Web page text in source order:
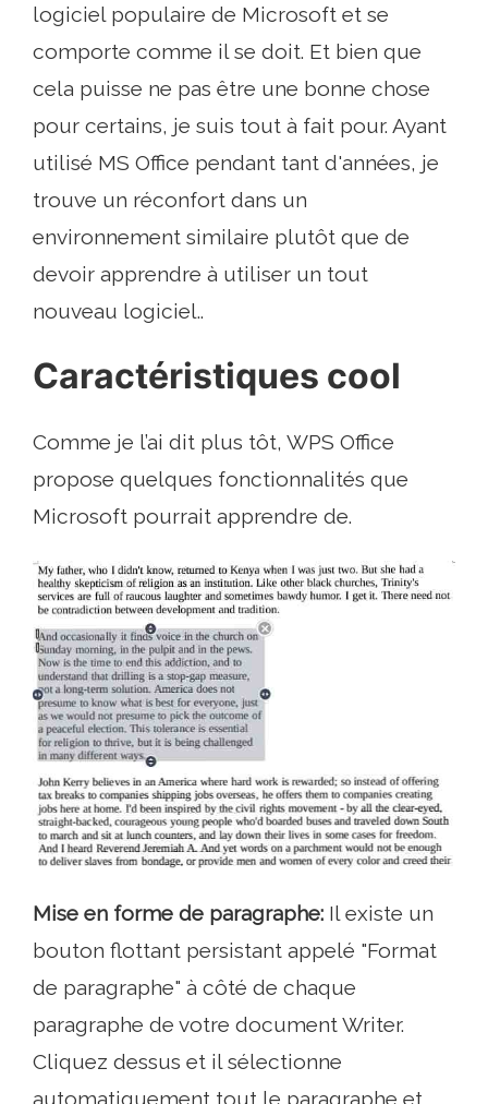
logiciel populaire de Microsoft et se
comporte comme il se doit. Et bien que
cela puisse ne pas être une bonne chose
pour certains, je suis tout à fait pour. Ayant
utilisé MS Office pendant tant d'années, je
trouve un réconfort dans un
environnement similaire plutôt que de
devoir apprendre à utiliser un tout
nouveau logiciel..
Caractéristiques cool
Comme je l’ai dit plus tôt, WPS Office
propose quelques fonctionnalités que
Microsoft pourrait apprendre de.
Mise en forme de paragraphe: Il existe un
bouton flottant persistant appelé "Format
de paragraphe" à côté de chaque
paragraphe de votre document Writer.
Cliquez dessus et il sélectionne
automatiquement tout le paragraphe et